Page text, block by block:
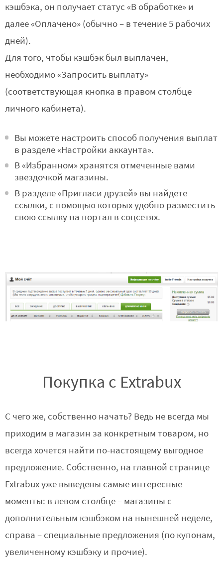
кэшбэка, он получает статус «В обработке» и
далее «Оплачено» (обычно – в течение 5 рабочих
дней).
Для того, чтобы кэшбэк был выплачен,
необходимо «Запросить выплату»
(соответствующая кнопка в правом столбце
личного кабинета).
Вы можете настроить способ получения выплат
в разделе «Настройки аккаунта».
В «Избранном» хранятся отмеченные вами
звездочкой магазины.
В разделе «Пригласи друзей» вы найдете
ссылки, с помощью которых удобно разместить
свою ссылку на портал в соцсетях.
Покупка с Extrabux
С чего же, собственно начать? Ведь не всегда мы
приходим в магазин за конкретным товаром, но
всегда хочется найти по-настоящему выгодное
предложение. Собственно, на главной странице
Extrabux уже выведены самые интересные
моменты: в левом столбце – магазины с
дополнительным кэшбэком на нынешней неделе,
справа – специальные предложения (по купонам,
увеличенному кэшбэку и прочие).